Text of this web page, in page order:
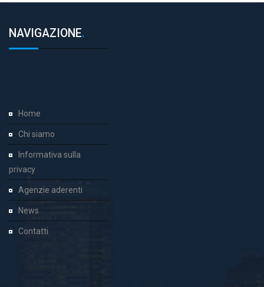
NAVIGAZIONE.
Home
Chi siamo
Informativa sulla
privacy
Agenzie aderenti
News
Contatti